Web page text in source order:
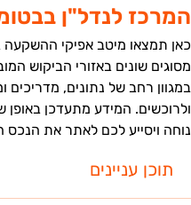
לנדל"ן
תמצאו מיטב אפיקי ההשקעה
שונים באזורי הביקוש
רחב של נתונים, מדריכים
המידע מתעדכן באופן
ויסייע לכם לאתר את הנכס
תוכן עניינים